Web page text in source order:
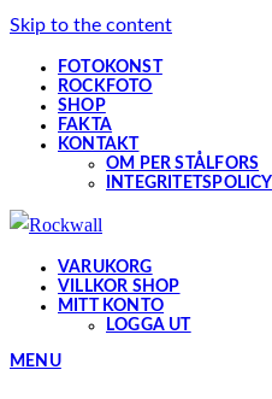
Skip to the content
FOTOKONST
ROCKFOTO
SHOP
FAKTA
KONTAKT
OM PER STÅLFORS
INTEGRITETSPOLICY
VARUKORG
VILLKOR SHOP
MITT KONTO
LOGGA UT
MENU